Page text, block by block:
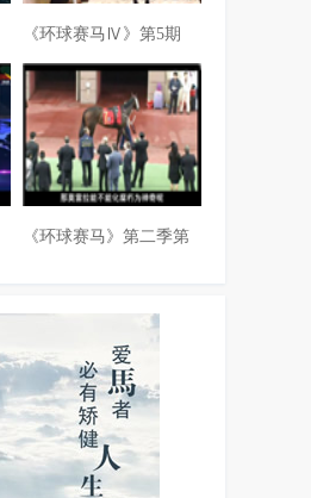
《环球赛马Ⅳ》第5期
《环球赛马》第二季第